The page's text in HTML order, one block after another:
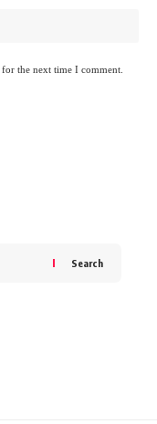
the next time I comment.
Search